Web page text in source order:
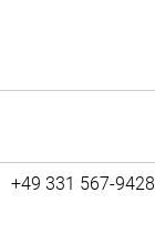
+49 331 567-9428